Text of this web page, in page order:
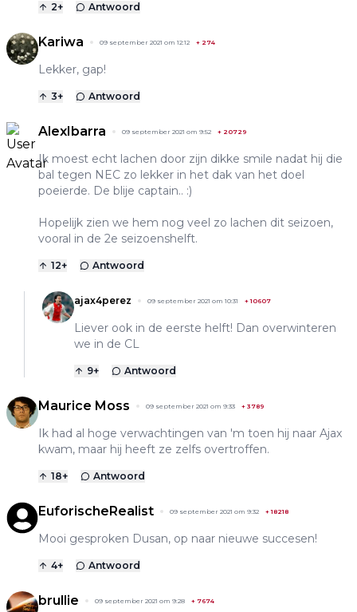
2+ Antwoord
Kariwa 09 september 2021 om 12:12 + 274
Lekker, gap!
3+ Antwoord
AlexIbarra 09 september 2021 om 9:52 + 20729
Ik moest echt lachen door zijn dikke smile nadat hij die
bal tegen NEC zo lekker in het dak van het doel
poeierde. De blije captain.. :)
Hopelijk zien we hem nog veel zo lachen dit seizoen,
vooral in de 2e seizoenshelft.
12+ Antwoord
ajax4perez 09 september 2021 om 10:31 +10607
Liever ook in de eerste helft! Dan overwinteren
we in de CL
9+ Antwoord
Maurice Moss 09 september 2021 om 9:33 + 3789
Ik had al hoge verwachtingen van 'm toen hij naar Ajax
kwam, maar hij heeft ze zelfs overtroffen.
18+ Antwoord
EuforischeRealist 09 september 2021 om 9:32 +18218
Mooi gesproken Dusan, op naar nieuwe succesen!
4+ Antwoord
brullie 09 september 2021 om 9:28 + 7674